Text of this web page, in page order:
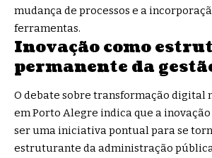
mudança de processos e a
ferramentas.
Inovação como
permanente da
O debate sobre transformação digital
em Porto Alegre indica que a
ser uma iniciativa pontual para se
estruturante da administração